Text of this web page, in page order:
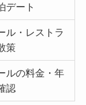
デート
ル・レストラ
策
ルの料金・年
認